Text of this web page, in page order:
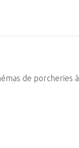
de porcheries à